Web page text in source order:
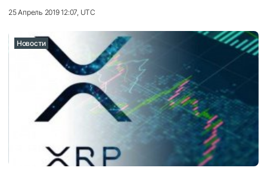
25 Апрель 2019 12:07, UTC
Новости